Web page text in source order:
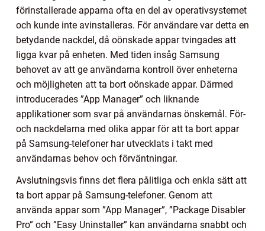
förinstallerade apparna ofta en del av operativsystemet
och kunde inte avinstalleras. För användare var detta en
betydande nackdel, då oönskade appar tvingades att
ligga kvar på enheten. Med tiden insåg Samsung
behovet av att ge användarna kontroll över enheterna
och möjligheten att ta bort oönskade appar. Därmed
introducerades ”App Manager” och liknande
applikationer som svar på användarnas önskemål. För-
och nackdelarna med olika appar för att ta bort appar
på Samsung-telefoner har utvecklats i takt med
användarnas behov och förväntningar.
Avslutningsvis finns det flera pålitliga och enkla sätt att
ta bort appar på Samsung-telefoner. Genom att
använda appar som ”App Manager”, ”Package Disabler
Pro” och ”Easy Uninstaller” kan användarna snabbt och